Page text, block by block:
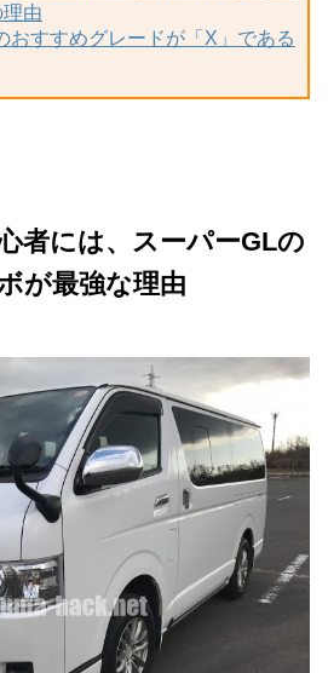
由
おすすめグレードが「X」である
者には、スーパーGLの
が最強な理由